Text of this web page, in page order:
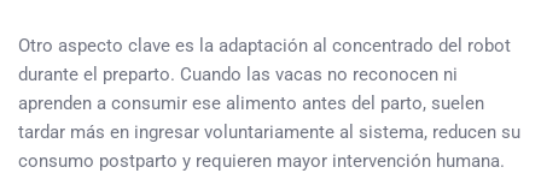
Otro aspecto clave es la adaptación al concentrado del robot
durante el preparto. Cuando las vacas no reconocen ni
aprenden a consumir ese alimento antes del parto, suelen
tardar más en ingresar voluntariamente al sistema, reducen su
consumo postparto y requieren mayor intervención humana.